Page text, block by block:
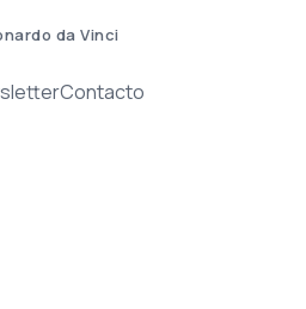
da Vinci
Contacto